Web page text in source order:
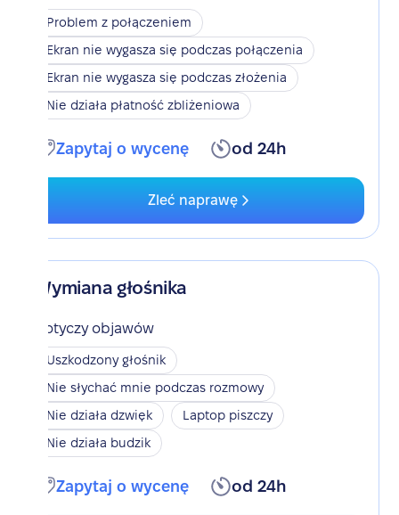
Problem z połączeniem
Ekran nie wygasza się podczas połączenia
Ekran nie wygasza się podczas złożenia
Nie działa płatność zbliżeniowa
Zapytaj o wycenę od 24h
Zleć naprawę
Wymiana głośnika
Dotyczy objawów
Uszkodzony głośnik
Nie słychać mnie podczas rozmowy
Nie działa dzwięk
Laptop piszczy
Nie działa budzik
Zapytaj o wycenę od 24h